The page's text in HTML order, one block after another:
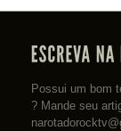
Possui um bom
? Mande seu